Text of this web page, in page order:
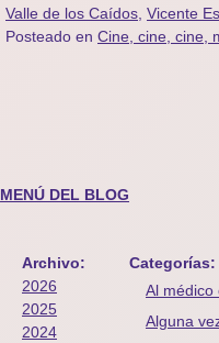
Valle de los Caídos Vicente
Posteado en Cine, cine, cine,
MENÚ DEL BLOG
Archivo:
2026
2025
2024
Categorías:
Al médico
Alguna